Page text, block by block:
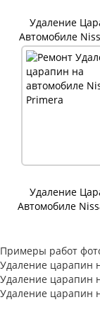
Удаление
Автомобиле
Удаление
Автомобиле
Примеры работ
Удаление царапин
Удаление царапин
Удаление царапин